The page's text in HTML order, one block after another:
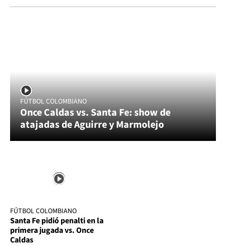
FÚTBOL COLOMBIANO
Once Caldas vs. Santa Fe: show de
atajadas de Aguirre y Marmolejo
FÚTBOL COLOMBIANO
Santa Fe pidió penalti en la
primera jugada vs. Once
Caldas